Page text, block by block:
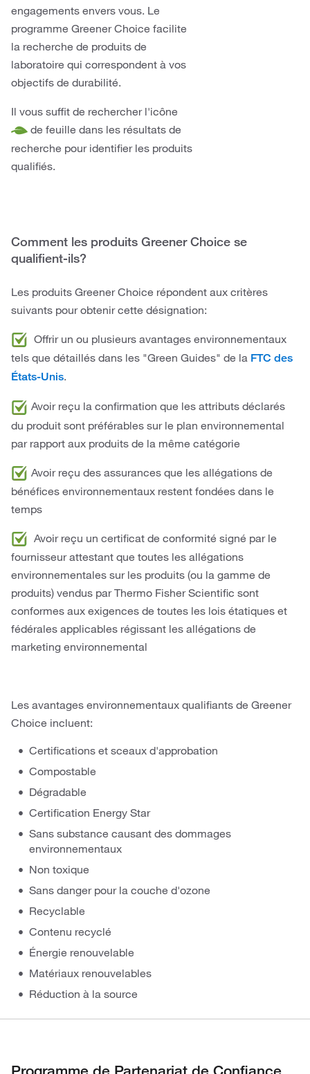
engagements envers vous. Le
programme Greener Choice facilite
la recherche de produits de
laboratoire qui correspondent à vos
objectifs de durabilité.
Il vous suffit de rechercher l'icône
de feuille dans les résultats de
recherche pour identifier les produits
qualifiés.
Comment les produits Greener Choice se
qualifient-ils?
Les produits Greener Choice répondent aux critères
suivants pour obtenir cette désignation:
Offrir un ou plusieurs avantages environnementaux
tels que détaillés dans les "Green Guides" de la FTC des
États-Unis.
Avoir reçu la confirmation que les attributs déclarés
du produit sont préférables sur le plan environnemental
par rapport aux produits de la même catégorie
Avoir reçu des assurances que les allégations de
bénéfices environnementaux restent fondées dans le
temps
Avoir reçu un certificat de conformité signé par le
fournisseur attestant que toutes les allégations
environnementales sur les produits (ou la gamme de
produits) vendus par Thermo Fisher Scientific sont
conformes aux exigences de toutes les lois étatiques et
fédérales applicables régissant les allégations de
marketing environnemental
Les avantages environnementaux qualifiants de Greener
Choice incluent:
Certifications et sceaux d'approbation
Compostable
Dégradable
Certification Energy Star
Sans substance causant des dommages
environnementaux
Non toxique
Sans danger pour la couche d'ozone
Recyclable
Contenu recyclé
Énergie renouvelable
Matériaux renouvelables
Réduction à la source